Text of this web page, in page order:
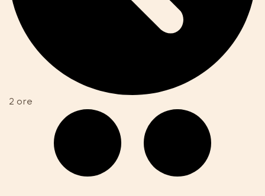
2 ore